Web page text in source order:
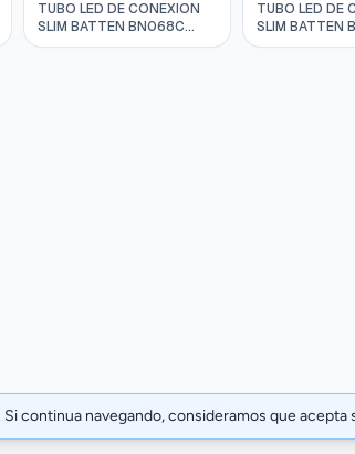
TUBO LED DE CONEXION
SLIM BATTEN BN068C
L=1200MM 14W 3000K
TUBO LED DE
SLIM BATTEN
L=300MM 3W
continua navegando, consideramos que acepta